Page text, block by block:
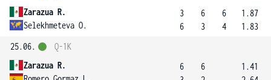
Zarazua R.
Selekhmeteva O.
3
6
6
3
6
4
1.87
1.83
25.06.
Zarazua R.
Q-1K
6
6
1.41